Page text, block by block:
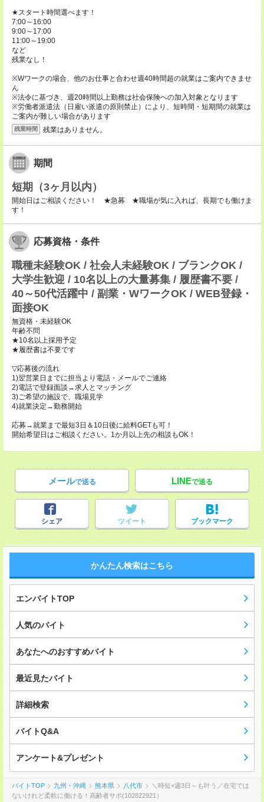
★スタート時間選べます！
7:00～16:00
9:00～17:00
11:00～19:00
など
残業なし！
※Wワークの場合、他のお仕事と合わせ週40時間超の就業はご案内できませ
ん
※法令に基づき、週20時間以上勤務は社会保険への加入対象となります
※労働者派遣法（日雇い派遣の原則禁止）により、短時間・短期間の就業は
ご案内が難しい場合があります
残業時間 残業はありません。
期間
短期（3ヶ月以内）
開始日はご相談ください！ ★急募 ★職場が気に入れば、長期でも働けま
す！
応募資格・条件
職種未経験OK / 社会人未経験OK / ブランクOK /
大学生歓迎 / 10名以上の大量募集 / 履歴書不要 /
40～50代活躍中 / 副業・WワークOK / WEB登録・
面接OK
無資格・未経験OK
年齢不問
★10名以上採用予定
★履歴書は不要です
▽応募後の流れ
1)翌営業日までに担当より電話・メールでご連絡
2)電話で登録面談→求人とマッチング
3)ご希望の施設で、職場見学
4)就業決定→勤務開始
応募→就業まで最短3日＆10日後に給料GETも可！
開始希望日はご相談ください。1か月以上先の相談もOK！
メールで送る LINEで送る
シェア ツイート ブックマーク
かんたん検索はこちら
エンバイトTOP
人気のバイト
あなたへのおすすめバイト
最近見たバイト
詳細検索
バイトQ&A
アンケート&プレゼント
バイトTOP 九州・沖縄 熊本県 八代市
＼時短×週3日～も叶う／在宅では
ないけれど柔軟に働ける！高齢者サポ(102822921）